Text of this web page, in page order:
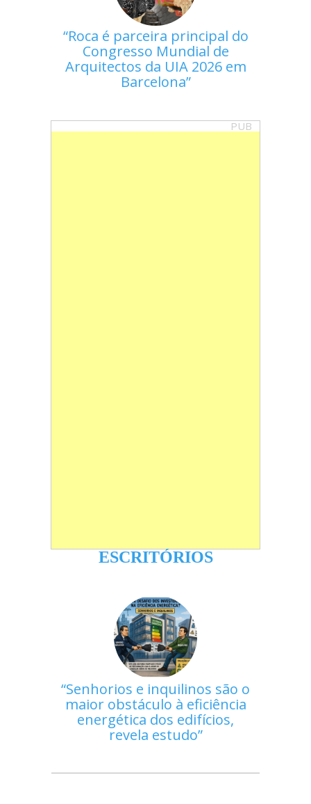
Roca é parceira principal do
Congresso Mundial de
Arquitectos da UIA 2026 em
Barcelona
PUB
ESCRITÓRIOS
Senhorios e inquilinos são o
maior obstáculo à eficiência
energética dos edifícios,
revela estudo